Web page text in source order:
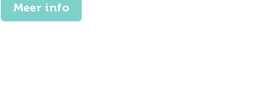
Meer info